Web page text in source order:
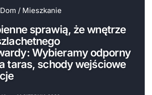
Dom / Mieszkanie
sprawią, że wnętrze
Wybieramy odporny
taras, schody wejściowe